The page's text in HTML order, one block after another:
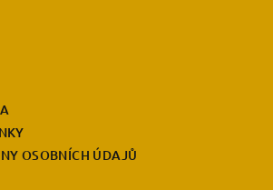
OSOBNÍCH ÚDAJŮ